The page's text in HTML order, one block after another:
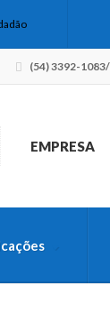
(54) 3392-
EMPRESA